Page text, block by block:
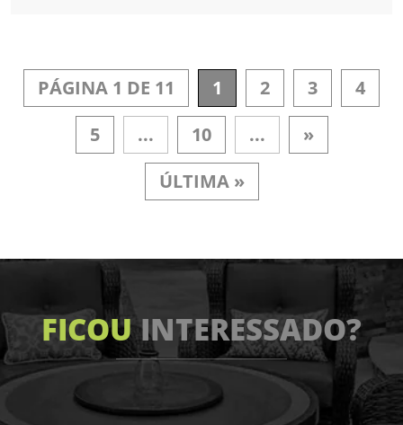
PÁGINA 1 DE 11 1 2 3
4
5
... 10 ...
»
ÚLTIMA »
FICOUINTERESSADO?